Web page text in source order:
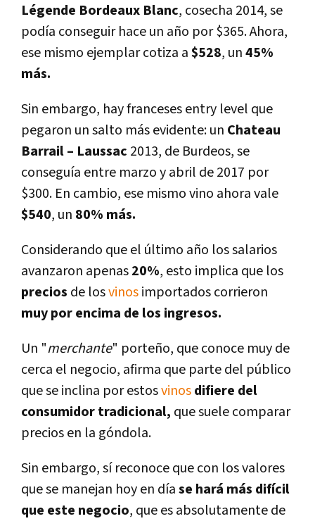
Légende Bordeaux Blanc, cosecha 2014, se
podí­a conseguir hace un año por $365. Ahora,
ese mismo ejemplar cotiza a$528, un45%
más.
Sin embargo, hay franceses entry level que
pegaron un salto más evidente: un Chateau
Barrail – Laussac 2013, de Burdeos, se
conseguí­a entre marzo y abril de 2017 por
$300. En cambio, ese mismo vino ahora vale
$540, un 80% más.
Considerando que el último año los salarios
avanzaron apenas20%, esto implica que los
precios de losvinosimportados corrieron
muy por encima de los ingresos.
Un "merchante" porteño, que conoce muy de
cerca el negocio, afirma que parte del público
que se inclina por estosvinosdifiere del
consumidor tradicional, que suele comparar
precios en la góndola.
Sin embargo, sí­ reconoce que con los valores
que se manejan hoy en dí­ase hará más difí­cil
que este negocio, que es absolutamente de